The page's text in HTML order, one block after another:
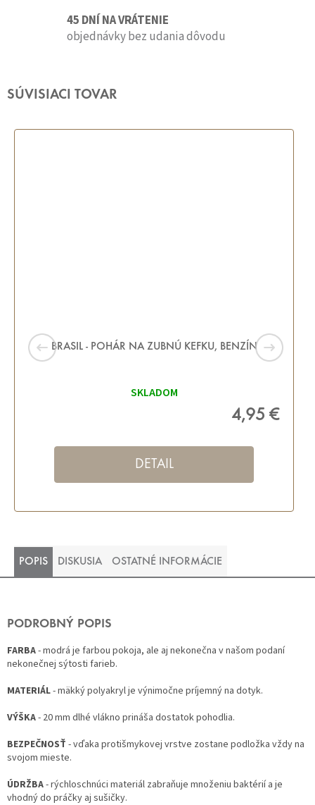
45 DNÍ NA VRÁTENIE
objednávky bez udania dôvodu
SÚVISIACI TOVAR
BRASIL - POHÁR NA ZUBNÚ KEFKU, BENZÍN
SKLADOM
4,95 €
DETAIL
POPIS DISKUSIA OSTATNÉ INFORMÁCIE
PODROBNÝ POPIS
FARBA- modrá je farbou pokoja, ale aj nekonečna v našom podaní
nekonečnej sýtosti farieb.
MATERIÁL- mäkký polyakryl je výnimočne príjemný na dotyk.
VÝŠKA- 20 mm dlhé vlákno prináša dostatok pohodlia.
BEZPEČNOSŤ - vďaka protišmykovej vrstve zostane podložka vždy na
svojom mieste.
ÚDRŽBA- rýchloschnúci materiál zabraňuje množeniu baktérií a je
vhodný do práčky aj sušičky.